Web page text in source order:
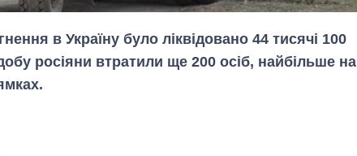
в Україну було ліквідовано 44 тисячі 100
росіяни втратили ще 200 осіб, найбільше на